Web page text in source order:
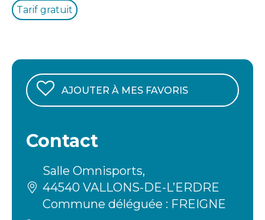
Tarif gratuit
AJOUTER À MES FAVORIS
Contact
Salle Omnisports,
44540 VALLONS-DE-L’ERDRE
Commune déléguée : FREIGNE